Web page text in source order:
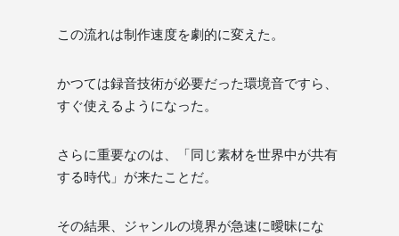
この流れは制作速度を劇的に変えた。
かつては録音技術が必要だった環境音ですら、
すぐ使えるようになった。
さらに重要なのは、「同じ素材を世界中が共有
する時代」が来たことだ。
その結果、ジャンルの境界が急速に曖昧にな